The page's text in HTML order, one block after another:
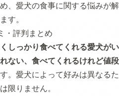
、愛犬の食事に関する悩みが解
す。
・評判まとめ
しっかり食べてくれる愛犬がい
ない、食べてくれるけれど値段
。愛犬によって好みは異なるた
限りません。